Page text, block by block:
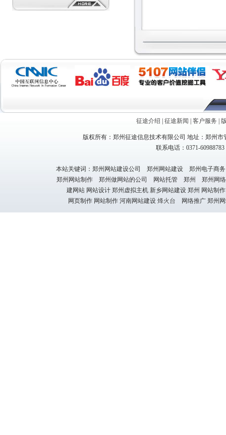
征途介绍 征途新闻 客户服务
版权所有：郑州征途信息技术有限公司 地址：郑州
联系电话：0371-
本站关键词：郑州网站建设公司 郑州网站建设 郑州电子
郑州网站制作 郑州做网站的公司 网站托管 郑州 郑州网
建网站 网站设计 郑州虚拟主机 新乡网站建设 郑州 网站制
网页制作 网站制作 河南网站建设 烽火台 网络推广 郑州